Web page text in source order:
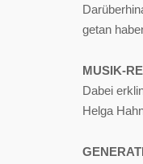
getan
MUSIK-
Dabei
Helga